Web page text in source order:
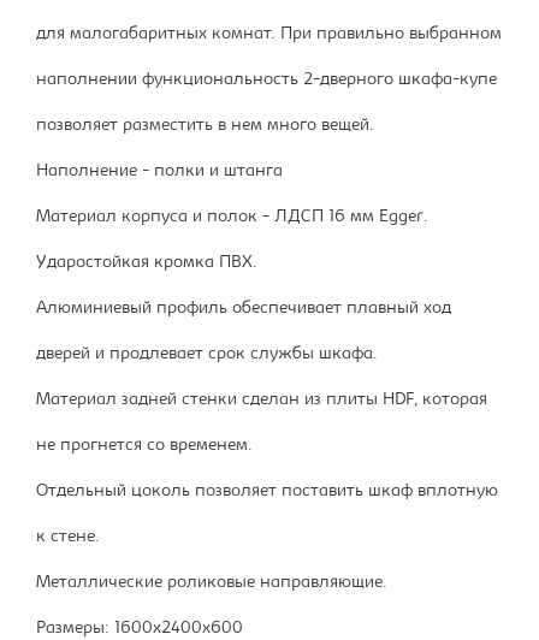
для малогабаритных комнат. При правильно выбранном
наполнении функциональность 2-дверного шкафа-купе
позволяет разместить в нем много вещей.
Наполнение - полки и штанга
Материал корпуса и полок - ЛДСП 16 мм Egger.
Ударостойкая кромка ПВХ.
Алюминиевый профиль обеспечивает плавный ход
дверей и продлевает срок службы шкафа.
Материал задней стенки сделан из плиты HDF, которая
не прогнется со временем.
Отдельный цоколь позволяет поставить шкаф вплотную
к стене.
Металлические роликовые направляющие.
Размеры: 1600х2400х600